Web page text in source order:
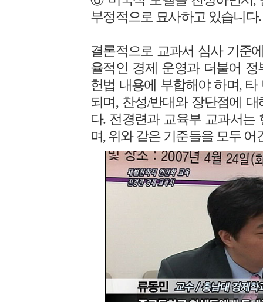
부정적으로 묘사하고 있습니다.
결론적으로 교과서 심사 기준
율적인 경제 운영과 더불어
헌법 내용에 부합해야 하며,
되며, 찬성/반대와 장단점에
다. 전경련과 교육부 교과서는
며, 위와 같은 기준들을 모두 어